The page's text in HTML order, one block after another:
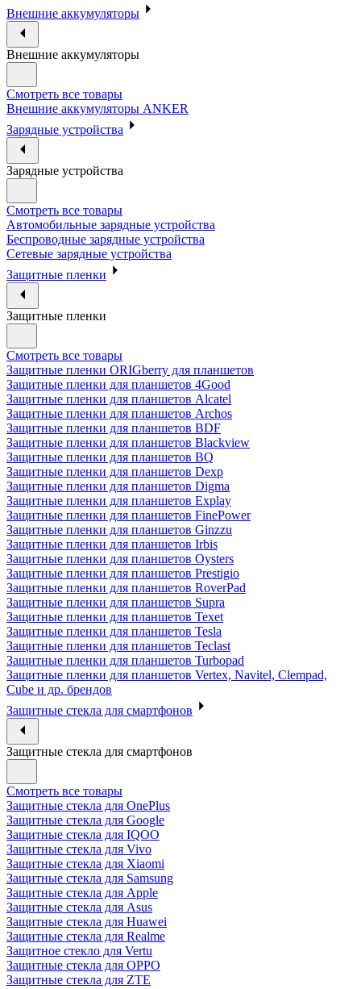
Внешние аккумуляторы
Внешние аккумуляторы
Смотреть все товары
Внешние аккумуляторы ANKER
Зарядные устройства
Зарядные устройства
Смотреть все товары
Автомобильные зарядные устройства
Беспроводные зарядные устройства
Сетевые зарядные устройства
Защитные пленки
Защитные пленки
Смотреть все товары
Защитные пленки ORIGberry для планшетов
Защитные пленки для планшетов 4Good
Защитные пленки для планшетов Alcatel
Защитные пленки для планшетов Archos
Защитные пленки для планшетов BDF
Защитные пленки для планшетов Blackview
Защитные пленки для планшетов BQ
Защитные пленки для планшетов Dexp
Защитные пленки для планшетов Digma
Защитные пленки для планшетов Explay
Защитные пленки для планшетов FinePower
Защитные пленки для планшетов Ginzzu
Защитные пленки для планшетов Irbis
Защитные пленки для планшетов Oysters
Защитные пленки для планшетов Prestigio
Защитные пленки для планшетов RoverPad
Защитные пленки для планшетов Supra
Защитные пленки для планшетов Texet
Защитные пленки для планшетов Tesla
Защитные пленки для планшетов Teclast
Защитные пленки для планшетов Turbopad
Защитные пленки для планшетов Vertex, Navitel, Clempad,
Cube и др. брендов
Защитные стекла для смартфонов
Защитные стекла для смартфонов
Смотреть все товары
Защитные стекла для OnePlus
Защитные стекла для Google
Защитные стекла для IQOO
Защитные стекла для Vivo
Защитные стекла для Xiaomi
Защитные стекла для Samsung
Защитные стекла для Apple
Защитные стекла для Asus
Защитные стекла для Huawei
Защитные стекла для Realme
Защитное стекло для Vertu
Защитные стекла для OPPO
Защитные стекла для ZTE